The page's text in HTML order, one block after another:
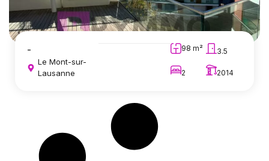
-
Le Mont-sur-
Lausanne
98 m² 3.5
2 2014